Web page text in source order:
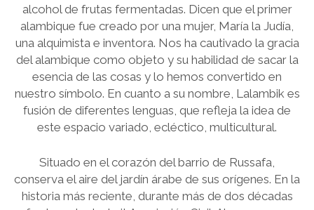
EXPERIENCIAS ARTÍSTICAS (TALLERES) PARA GRUPOS PRIVADOS
WINE TIME WITH ARTISTS
alcohol de frutas fermentadas. Dicen que el primer
alambique fue creado por una mujer, María la Judía,
una alquimista e inventora. Nos ha cautivado la gracia
del alambique como objeto y su habilidad de sacar la
esencia de las cosas y lo hemos convertido en
nuestro símbolo. En cuanto a su nombre, Lalambik es
fusión de diferentes lenguas, que refleja la idea de
este espacio variado, ecléctico, multicultural.
Situado en el corazón del barrio de Russafa,
conserva el aire del jardín árabe de sus orígenes. En la
historia más reciente, durante más de dos décadas